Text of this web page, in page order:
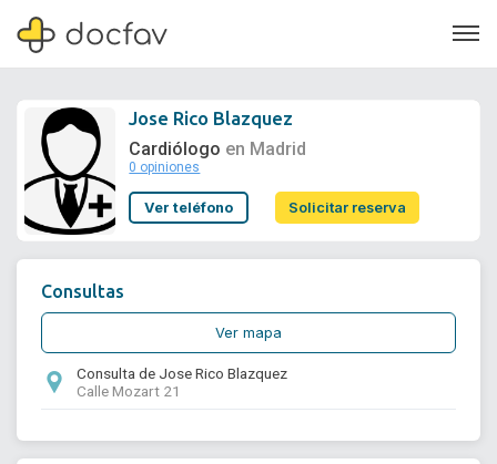
Soporte
Jose Rico Blazquez
Cardiólogo en Madrid
0 opiniones
Ver teléfono Solicitar reserva
Consultas
Ver mapa
Consulta de Jose Rico Blazquez
Calle Mozart 21